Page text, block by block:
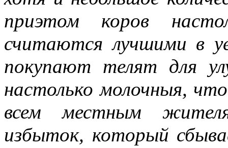
приэтом коров
считаются лучшими в
покупают телят для
настолько молочныя,
всем местным
избыток, который